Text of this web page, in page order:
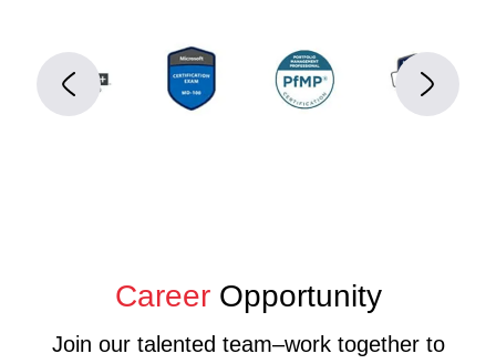
CareerOpportunity
Join our talented team–work together to